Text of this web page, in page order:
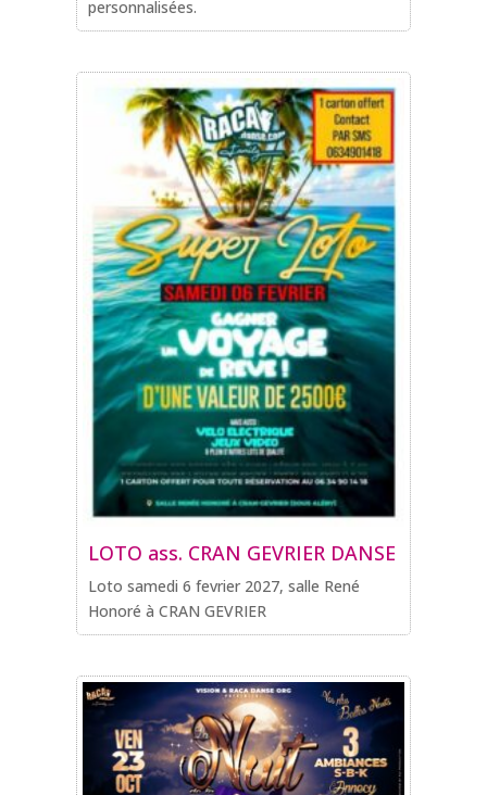
personnalisées.
LOTO ass. CRAN GEVRIER DANSE
Loto samedi 6 fevrier 2027, salle René
Honoré à CRAN GEVRIER